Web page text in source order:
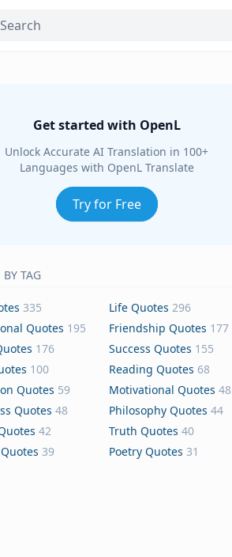
Get started with OpenL
Unlock Accurate AI Translation in 100+
Languages with OpenL Translate
Try for Free
BY TAG
335 Life Quotes 296
Quotes 195 Friendship Quotes 177
176 Success Quotes 155
100 Reading Quotes 68
Quotes 59 Motivational Quotes 48
Quotes 48 Philosophy Quotes 44
42 Truth Quotes 40
39 Poetry Quotes 31